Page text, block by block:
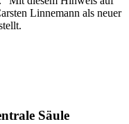
Linnemann als neuer
Säule